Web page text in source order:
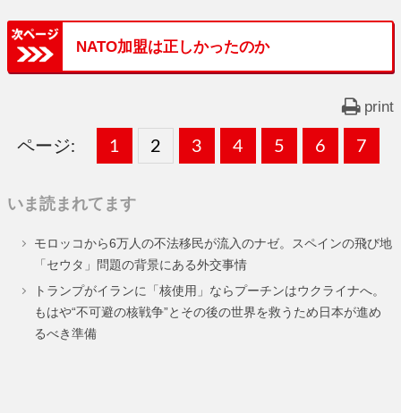
NATO加盟は正しかったのか
print
ページ:
固
ペ
ー
ジ
1 ,
固
ー
ジ
2 ,
固
ー
ジ
3 ,
固
ー
ジ
4 ,
固
ー
ジ
5 ,
固
ー
ジ
6 ,
固
ー
ジ
7
いま読まれてます
モロッコから6万人の不法移民が流入のナゼ。スペインの飛び地
「セウタ」問題の背景にある外交事情
トランプがイランに「核使用」ならプーチンはウクライナへ。
もはや“不可避の核戦争”とその後の世界を救うため日本が進め
るべき準備